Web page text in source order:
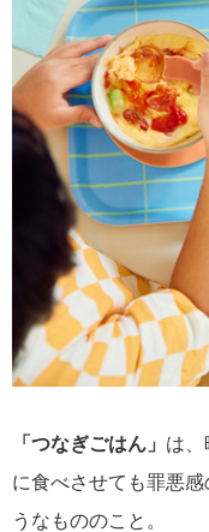
「つなぎごはん」 は
に食べさせても罪悪
うなもののこと。